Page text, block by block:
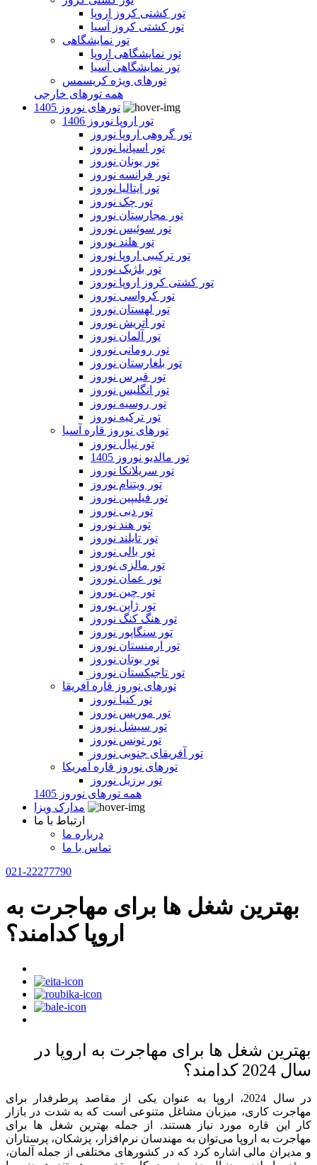
تور کشتی کروز اروپا
تور کشتی کروز آسیا
تور نمایشگاهی
تور نمایشگاهی اروپا
تور نمایشگاهی آسیا
تورهای ویژه کریسمس
همه تورهای خارجی
تورهای نوروز 1405
تور اروپا نوروز 1406
تور گروهی اروپا نوروز
تور اسپانیا نوروز
تور یونان نوروز
تور فرانسه نوروز
تور ایتالیا نوروز
تور چک نوروز
تور مجارستان نوروز
تور سوئیس نوروز
تور هلند نوروز
تور ترکیبی اروپا نوروز
تور بلژیک نوروز
تور کشتی کروز اروپا نوروز
تور کرواسی نوروز
تور لهستان نوروز
تور اتریش نوروز
تور آلمان نوروز
تور رومانی نوروز
تور بلغارستان نوروز
تور قبرس نوروز
تور انگلیس نوروز
تور روسیه نوروز
تور ترکیه نوروز
تورهای نوروز قاره آسیا
تور نپال نوروز
تور مالدیو نوروز 1405
تور سریلانکا نوروز
تور ویتنام نوروز
تور فیلیپین نوروز
تور دبی نوروز
تور هند نوروز
تور تایلند نوروز
تور بالی نوروز
تور مالزی نوروز
تور عمان نوروز
تور چین نوروز
تور ژاپن نوروز
تور هنگ کنگ نوروز
تور سنگاپور نوروز
تور ارمنستان نوروز
تور بوتان نوروز
تور تاجیکستان نوروز
تورهای نوروز قاره آفریقا
تور کنیا نوروز
تور موریس نوروز
تور سیشل نوروز
تور تونس نوروز
تور آفریقای جنوبی نوروز
تورهای نوروز قاره آمریکا
تور برزیل نوروز
همه تورهای نوروز 1405
مدارک ویزا
ارتباط با ما
درباره ما
تماس با ما
021-22277790
بهترین شغل ها برای مهاجرت به
اروپا کدامند؟
بهترین شغل ها برای مهاجرت به اروپا در
سال 2024 کدامند؟
در سال 2024، اروپا به عنوان یکی از مقاصد پرطرفدار برای
مهاجرت کاری، میزبان مشاغل متنوعی است که به شدت در بازار
کار این قاره مورد نیاز هستند. از جمله بهترین شغل ها برای
مهاجرت به اروپا می‌توان به مهندسان نرم‌افزار، پزشکان، پرستاران
و مدیران مالی اشاره کرد که در کشورهای مختلفی از جمله آلمان،